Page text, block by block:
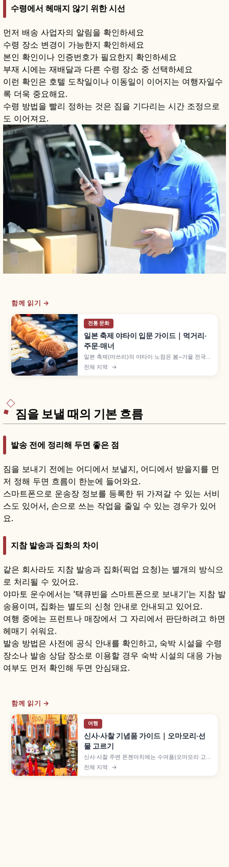
수령에서 헤매지 않기 위한 시선
먼저 배송 사업자의 알림을 확인하세요
수령 장소 변경이 가능한지 확인하세요
본인 확인이나 인증번호가 필요한지 확인하세요
부재 시에는 재배달과 다른 수령 장소 중 선택하세요
이런 확인은 호텔 도착일이나 이동일이 이어지는 여행자일수
록 더욱 중요해요.
수령 방법을 빨리 정하는 것은 짐을 기다리는 시간 조정으로
도 이어져요.
함께 읽기 →
전통 문화
일본 축제 야타이 입문 가이드｜먹거리·
주문·매너
일본 축제(마쓰리)의 야타이·노점은 봄~가을 전국에
서 열리며, 사과 사탕 300~500엔·야키소바
400~600엔·베이비 카스테라 300~500엔 등 길
전체 지역 →
짐을 보낼 때의 기본 흐름
발송 전에 정리해 두면 좋은 점
짐을 보내기 전에는 어디에서 보낼지, 어디에서 받을지를 먼
저 정해 두면 흐름이 한눈에 들어와요.
스마트폰으로 운송장 정보를 등록한 뒤 가져갈 수 있는 서비
스도 있어서, 손으로 쓰는 작업을 줄일 수 있는 경우가 있어
요.
지참 발송과 집화의 차이
같은 회사라도 지참 발송과 집화(픽업 요청)는 별개의 방식으
로 처리될 수 있어요.
야마토 운수에서는 '택큐빈을 스마트폰으로 보내기'는 지참 발
송용이며, 집화는 별도의 신청 안내로 안내되고 있어요.
여행 중에는 프런트나 매장에서 그 자리에서 판단하려고 하면
헤매기 쉬워요.
발송 방법은 사전에 공식 안내를 확인하고, 숙박 시설을 수령
장소나 발송 상담 장소로 이용할 경우 숙박 시설의 대응 가능
여부도 먼저 확인해 두면 안심돼요.
함께 읽기 →
여행
신사·사찰 기념품 가이드｜오마모리·선
물 고르기
신사·사찰 주변 몬젠마치에는 수여품(오마모리·고슈
인·오후다)과 일반 잡화·공예품이 함께 진열됩니다.
수여품은 구입이 아닌 하쓰호료로 500~1,000엔
전체 지역 →